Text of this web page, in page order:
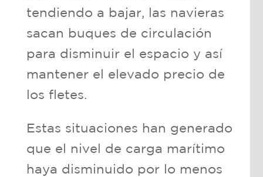
tendiendo a bajar, las navieras
sacan buques de circulación
para disminuir el espacio y así
mantener el elevado precio de
los fletes.
Estas situaciones han generado
que el nivel de carga marítimo
haya disminuido por lo menos